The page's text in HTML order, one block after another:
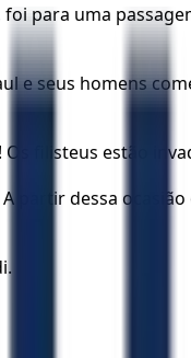
para uma
e seus homens
Os filisteus estão
partir dessa